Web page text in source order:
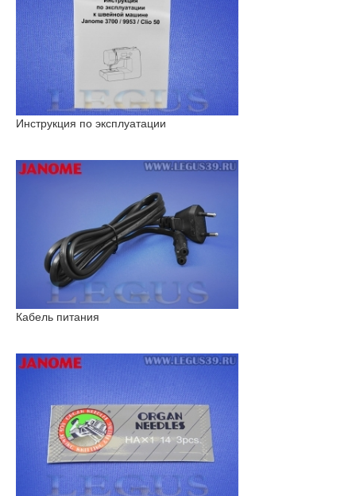
Инструкция по эксплуатации
Кабель питания